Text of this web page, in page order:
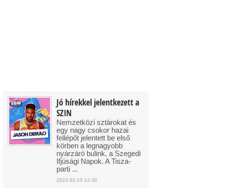
Jó hírekkel jelentkezett a
SZIN
Nemzetközi sztárokat és
egy nagy csokor hazai
fellépőt jelentett be első
körben a legnagyobb
nyárzáró bulink, a Szegedi
Ifjúsági Napok. A Tisza-
parti ...
2022-02-15 12:30